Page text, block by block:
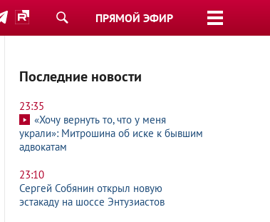
ПРЯМОЙ ЭФИР
Последние новости
23:35
«Хочу вернуть то, что у меня
украли»: Митрошина об иске к бывшим
адвокатам
23:10
Сергей Собянин открыл новую
эстакаду на шоссе Энтузиастов